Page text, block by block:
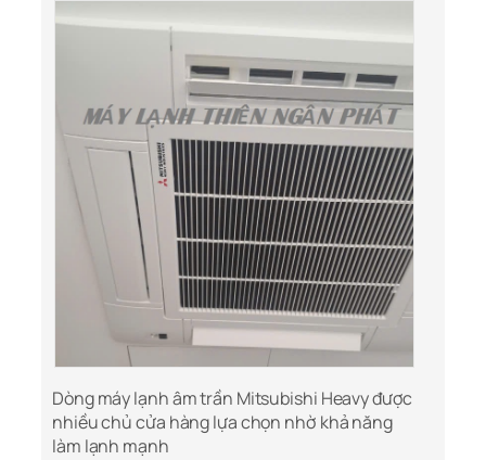
Dòng máy lạnh âm trần Mitsubishi Heavy được
nhiều chủ cửa hàng lựa chọn nhờ khả năng
làm lạnh mạnh